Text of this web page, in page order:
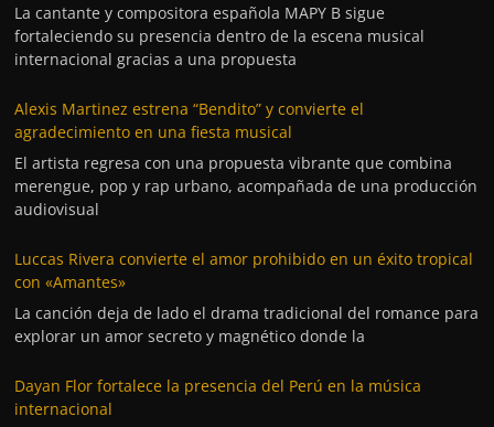
La cantante y compositora española MAPY B sigue
fortaleciendo su presencia dentro de la escena musical
internacional gracias a una propuesta
Alexis Martinez estrena “Bendito” y convierte el
agradecimiento en una fiesta musical
El artista regresa con una propuesta vibrante que combina
merengue, pop y rap urbano, acompañada de una producción
audiovisual
Luccas Rivera convierte el amor prohibido en un éxito tropical
con «Amantes»
La canción deja de lado el drama tradicional del romance para
explorar un amor secreto y magnético donde la
Dayan Flor fortalece la presencia del Perú en la música
internacional